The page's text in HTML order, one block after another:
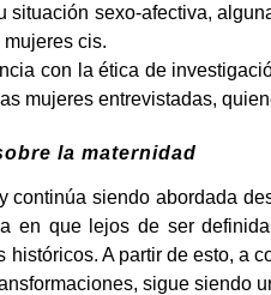
situación sexo-afectiva,
cis.
con la ética de
mujeres entrevistadas,
la maternidad
continúa siendo abordada
en que lejos de ser
históricos. A partir de esto, a
sigue siendo